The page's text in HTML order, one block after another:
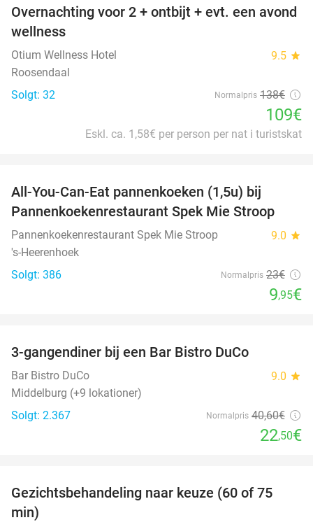
21%
Overnachting voor 2 + ontbijt + evt. een avond
wellness
Otium Wellness Hotel 9.5 star
Roosendaal
Solgt: 32
Normalpris 138€
109€
Eskl. ca. 1,58€ per person per nat i turistskat
All-You-Can-Eat pannenkoeken (1,5u) bij
Pannenkoekenrestaurant Spek Mie Stroop
Pannenkoekenrestaurant Spek Mie Stroop 9.0 star
's-Heerenhoek
Solgt: 386
Normalpris 23€
9,95€
3-gangendiner bij een Bar Bistro DuCo
Bar Bistro DuCo 9.0 star
Middelburg (+9 lokationer)
Solgt: 2.367
Normalpris 40,60€
22,50€
52%
Gezichtsbehandeling naar keuze (60 of 75
min)